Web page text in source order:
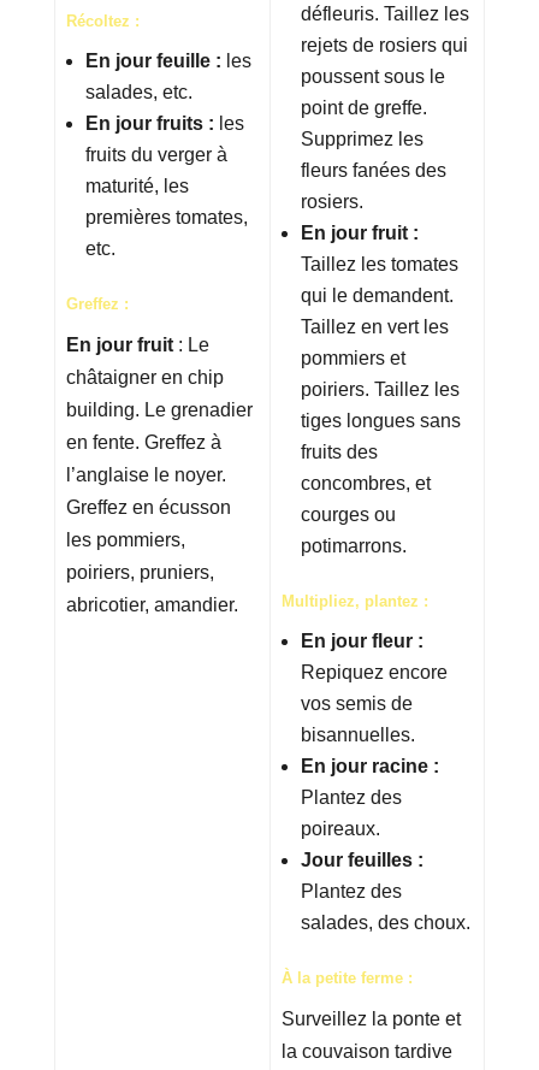
Récoltez :
En jour feuille : les
salades, etc.
En jour fruits : les
fruits du verger à
maturité, les
premières tomates,
etc.
Greffez :
En jour fruit : Le
châtaigner en chip
building. Le grenadier
en fente. Greffez à
l’anglaise le noyer.
Greffez en écusson
les pommiers,
poiriers, pruniers,
abricotier, amandier.
défleuris. Taillez les
rejets de rosiers qui
poussent sous le
point de greffe.
Supprimez les
fleurs fanées des
rosiers.
En jour fruit :
Taillez les tomates
qui le demandent.
Taillez en vert les
pommiers et
poiriers. Taillez les
tiges longues sans
fruits des
concombres, et
courges ou
potimarrons.
Multipliez, plantez :
En jour fleur :
Repiquez encore
vos semis de
bisannuelles.
En jour racine :
Plantez des
poireaux.
Jour feuilles :
Plantez des
salades, des choux.
À la petite ferme :
Surveillez la ponte et
la couvaison tardive